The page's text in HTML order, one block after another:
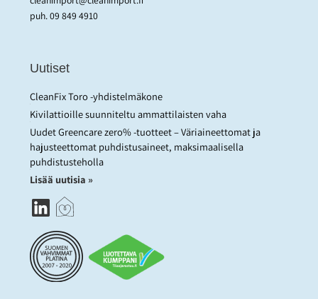
puh.09 849 4910
Uutiset
CleanFix Toro -yhdistelmäkone
Kivilattioille suunniteltu ammattilaisten vaha
Uudet Greencare zero% -tuotteet – Väriaineettomat ja
hajusteettomat puhdistusaineet, maksimaalisella
puhdistusteholla
Lisää uutisia »